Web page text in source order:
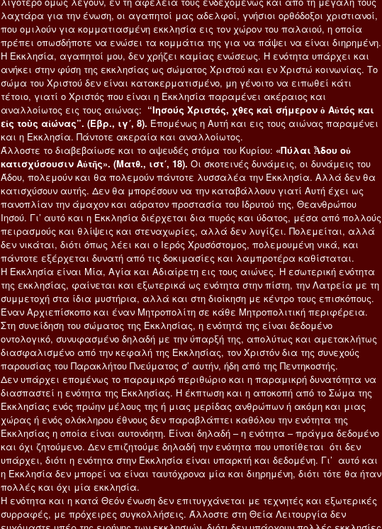
λαχτάρα για την ένωση, οι αγαπητοί μας αδελφοί, γνήσιοι ορθόδοξοι χριστιανοί,
που ομιλούν για κομματιασμένη εκκλησία εις τον χώρον του παλαιού, η οποία
πρέπει οπωσδήποτε να ενώσει τα κομμάτια της για να πάψει να είναι διηρημένη.
Η Εκκλησία, αγαπητοί μου, δεν χρήζει καμίας ενώσεως. Η ενότητα υπάρχει και
ανήκει στην φύση της εκκλησίας ως σώματος Χριστού και εν Χριστώ κοινωνίας. Το
σώμα του Χριστού δεν είναι κατακερματισμένο, μη γένοιτο να ειπωθεί κάτι
τέτοιο, γιατί ο Χριστός που είναι η Εκκλησία παραμένει ακέραιος και
αναλλοίωτος εις τους αιώνας: “Ιησούς Χριστός, χθες καὶ σήμερον ὁ Αὐτός και
εἰς τοὺς αἰώνας”. (Εβρ., ιγ΄, 8). Επομένως η Αυτή και εις τους αιώνας παραμένει
και η Εκκλησία. Πάντοτε ακεραία και αναλλοίωτος.
Άλλοστε το διαβεβαίωσε και το αψευδές στόμα του Κυρίου: «Πύλαι Ἇδου οὐ
κατισχύσουσιν Αὐτῆς». (Ματθ., ιστ΄, 18). Οι σκοτεινές δυνάμεις, οι δυνάμεις του
Άδου, πολεμούν και θα πολεμούν πάντοτε λυσσαλέα την Εκκλησία. Αλλά δεν θα
κατισχύσουν αυτής. Δεν θα μπορέσουν να την καταβάλλουν γιατί Αυτή έχει ως
πανοπλίαν την άμαχον και αόρατον προστασία του Ιδρυτού της, Θεανθρώπου
Ιησού. Γι’ αυτό και η Εκκλησία διέρχεται δια πυρός και ύδατος, μέσα από πολλούς
πειρασμούς και θλίψεις και στεναχωρίες, αλλά δεν λυγίζει. Πολεμείται, αλλά
δεν νικάται, διότι όπως λέει και ο Ιερός Χρυσόστομος, πολεμουμένη νικά, και
πάντοτε εξέρχεται δυνατή από τις δοκιμασίες και λαμπροτέρα καθίσταται.
Η Εκκλησία είναι Μία, Αγία και Αδιαίρετη εις τους αιώνες. Η εσωτερική ενότητα
της εκκλησίας, φαίνεται και εξωτερικά ως ενότητα στην πίστη, την Λατρεία με τη
συμμετοχή στα ίδια μυστήρια, αλλά και στη διοίκηση με κέντρο τους επισκόπους.
Έναν Αρχιεπίσκοπο και έναν Μητροπολίτη σε κάθε Μητροπολιτική περιφέρεια.
Στη συνείδηση του σώματος της Εκκλησίας, η ενότητά της είναι δεδομένο
οντολογικό, συνυφασμένο δηλαδή με την ύπαρξή της, απολύτως και αμετακλήτως
διασφαλισμένο από την κεφαλή της Εκκλησίας, τον Χριστόν δια της συνεχούς
παρουσίας του Παρακλήτου Πνεύματος σ’ αυτήν, ήδη από της Πεντηκοστής.
Δεν υπάρχει επομένως το παραμικρό περιθώριο και η παραμικρή δυνατότητα να
διασπαστεί η ενότητα της Εκκλησίας. Η έκπτωση και η αποκοπή από το Σώμα της
Εκκλησίας ενός πρώην μέλους της ή μιας μερίδας ανθρώπων ή ακόμη και μιας
χώρας ή ενός ολόκληρου έθνους δεν παραβλάπτει καθόλου την ενότητα της
Εκκλησίας η οποία είναι αυτονόητη. Είναι δηλαδή – η ενότητα – πράγμα δεδομένο
και όχι ζητούμενο. Δεν επιζητούμε δηλαδή την ενότητα που υποτίθεται ότι δεν
υπάρχει, διότι η ενότητα στην Εκκλησία είναι υπαρκτή και δεδομένη. Γι’ αυτό και
η Εκκλησία δεν μπορεί να είναι ταυτόχρονα μία και διηρημένη, διότι τότε θα ήταν
πολλές και όχι μία εκκλησία.
Η ενότητα και η κατά Θεόν ένωση δεν επιτυγχάνεται με τεχνητές και εξωτερικές
συρραφές, με πρόχειρες συγκολλήσεις. Άλλοστε στη Θεία Λειτουργία δεν